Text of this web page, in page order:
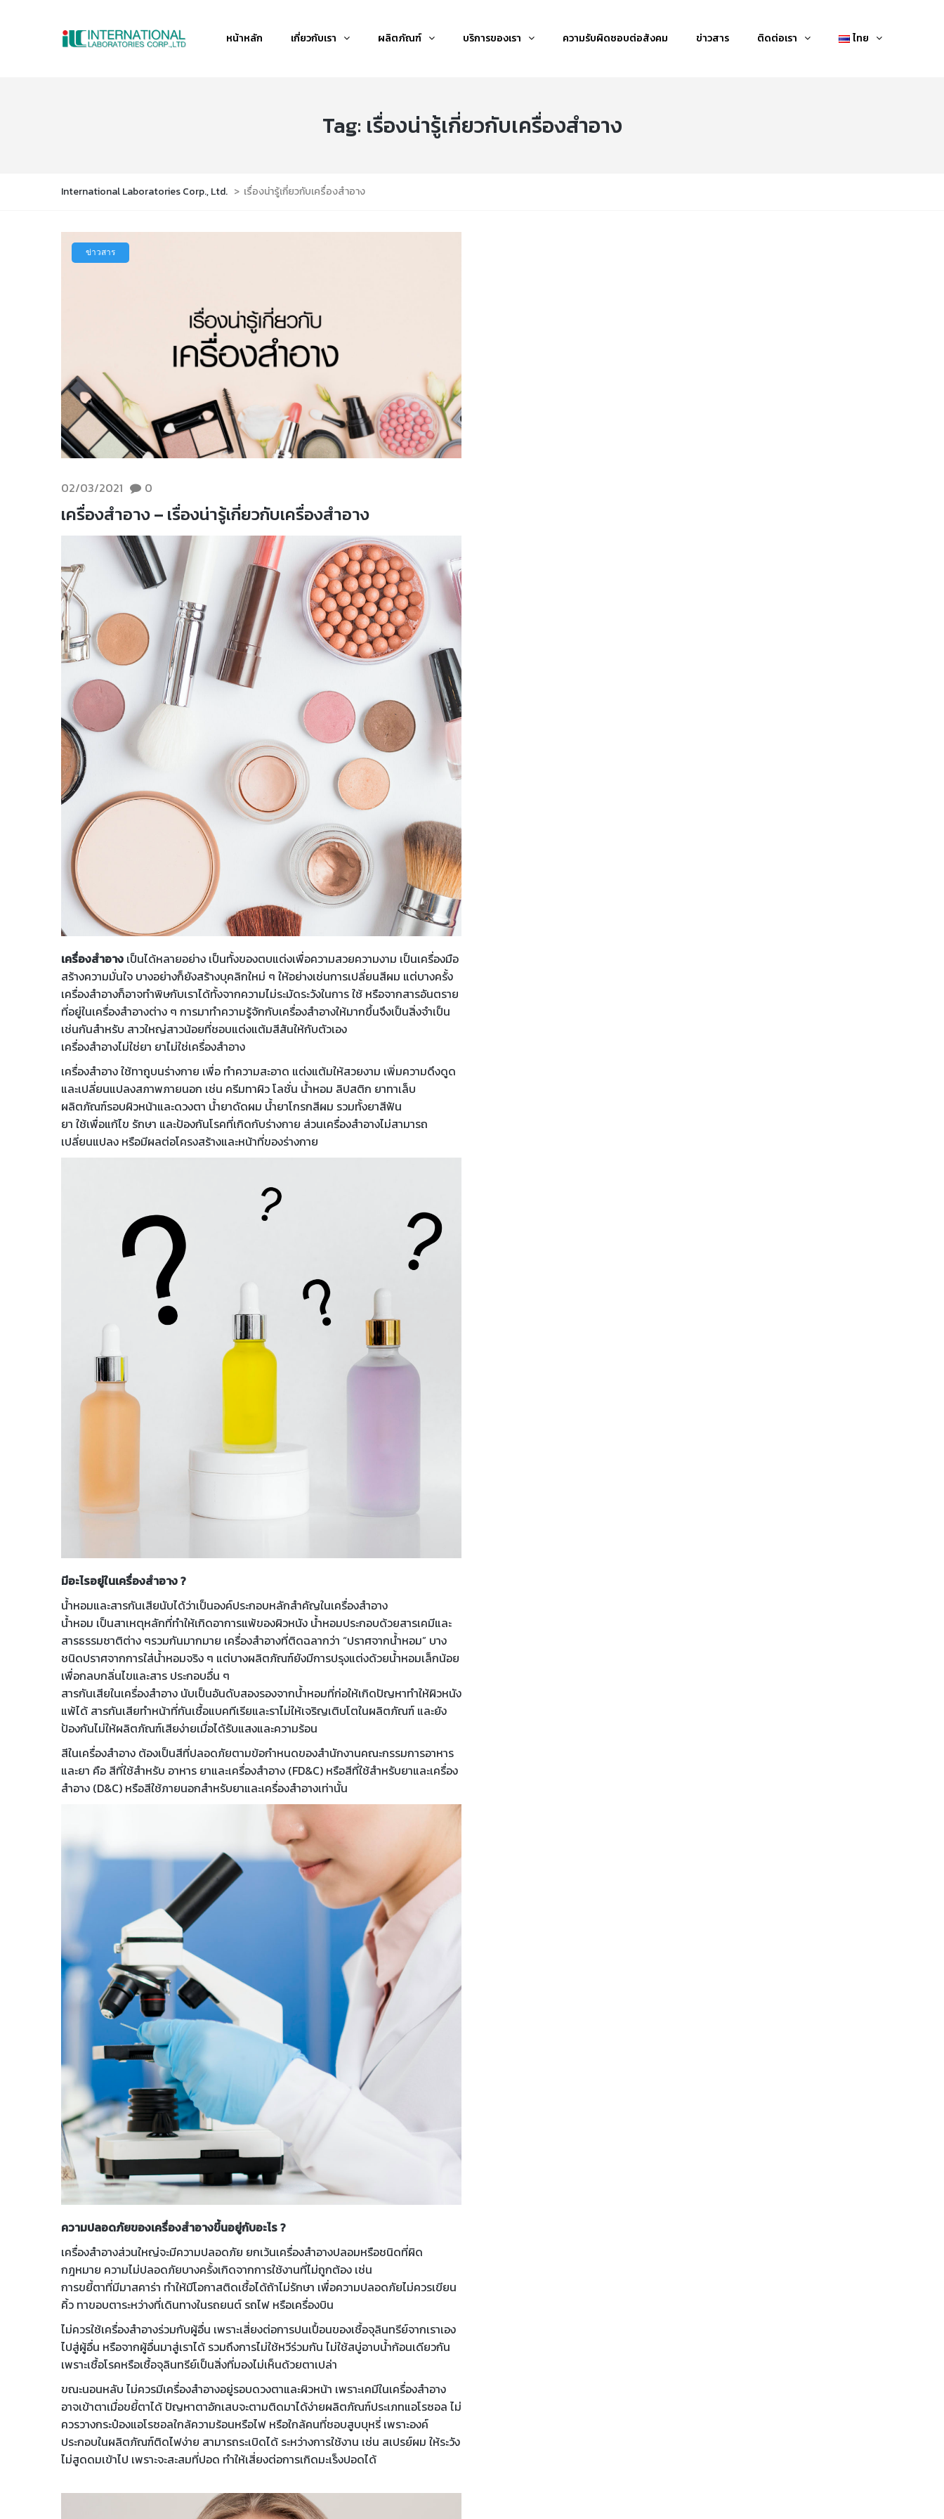
หน้าหลัก เกี่ยวกับเรา ผลิตภัณฑ์ บริการของเรา ความรับผิดชอบต่อสังคม ข่าวสาร ติดต่อเรา ไทย
Tag: เรื่องน่ารู้เกี่ยวกับเครื่องสำอาง
International Laboratories Corp., Ltd. > เรื่องน่ารู้เกี่ยวกับเครื่องสำอาง
ข่าวสาร
02/03/2021 0
เครื่องสำอาง – เรื่องน่ารู้เกี่ยวกับเครื่องสำอาง
เครื่องสำอาง เป็นได้หลายอย่าง เป็นทั้งของตบแต่งเพื่อความสวยความงาม เป็นเครื่องมือ
สร้างความมั่นใจ บางอย่างก็ยังสร้างบุคลิกใหม่ ๆ ให้อย่างเช่นการเปลี่ยนสีผม แต่บางครั้ง
เครื่องสำอางก็อาจทำพิษกับเราได้ทั้งจากความไม่ระมัดระวังในการ ใช้ หรือจากสารอันตราย
ที่อยู่ในเครื่องสำอางต่าง ๆ การมาทำความรู้จักกับเครื่องสำอางให้มากขึ้นจึงเป็นสิ่งจำเป็น
เช่นกันสำหรับ สาวใหญ่สาวน้อยที่ชอบแต่งแต้มสีสันให้กับตัวเอง
เครื่องสำอางไม่ใช่ยา ยาไม่ใช่เครื่องสำอาง
เครื่องสำอาง ใช้ทาถูบนร่างกาย เพื่อ ทำความสะอาด แต่งแต้มให้สวยงาม เพิ่มความดึงดูด
และเปลี่ยนแปลงสภาพภายนอก เช่น ครีมทาผิว โลชั่น น้ำหอม ลิปสติก ยาทาเล็บ
ผลิตภัณฑ์รอบผิวหน้าและดวงตา น้ำยาดัดผม น้ำยาโกรกสีผม รวมทั้งยาสีฟัน
ยา ใช้เพื่อแก้ไข รักษา และป้องกันโรคที่เกิดกับร่างกาย ส่วนเครื่องสำอางไม่สามารถ
เปลี่ยนแปลง หรือมีผลต่อโครงสร้างและหน้าที่ของร่างกาย
มีอะไรอยู่ในเครื่องสำอาง ?
น้ำหอมและสารกันเสียนับได้ว่าเป็นองค์ประกอบหลักสำคัญในเครื่องสำอาง
น้ำหอม เป็นสาเหตุหลักที่ทำให้เกิดอาการแพ้ของผิวหนัง น้ำหอมประกอบด้วยสารเคมีและ
สารธรรมชาติต่าง ๆรวมกันมากมาย เครื่องสำอางที่ติดฉลากว่า “ปราศจากน้ำหอม” บาง
ชนิดปราศจากการใส่น้ำหอมจริง ๆ แต่บางผลิตภัณฑ์ยังมีการปรุงแต่งด้วยน้ำหอมเล็กน้อย
เพื่อกลบกลิ่นไขและสาร ประกอบอื่น ๆ
สารกันเสียในเครื่องสำอาง นับเป็นอันดับสองรองจากน้ำหอมที่ก่อให้เกิดปัญหาทำให้ผิวหนัง
แพ้ได้ สารกันเสียทำหน้าที่กันเชื้อแบคทีเรียและราไม่ให้เจริญเติบโตในผลิตภัณฑ์ และยัง
ป้องกันไม่ให้ผลิตภัณฑ์เสียง่ายเมื่อได้รับแสงและความร้อน
สีในเครื่องสำอาง ต้องเป็นสีที่ปลอดภัยตามข้อกำหนดของสำนักงานคณะกรรมการอาหาร
และยา คือ สีที่ใช้สำหรับ อาหาร ยาและเครื่องสำอาง (FD&C) หรือสีที่ใช้สำหรับยาและเครื่อง
สำอาง (D&C) หรือสีใช้ภายนอกสำหรับยาและเครื่องสำอางเท่านั้น
ความปลอดภัยของเครื่องสำอางขึ้นอยู่กับอะไร ?
เครื่องสำอางส่วนใหญ่จะมีความปลอดภัย ยกเว้นเครื่องสำอางปลอมหรือชนิดที่ผิด
กฎหมาย ความไม่ปลอดภัยบางครั้งเกิดจากการใช้งานที่ไม่ถูกต้อง เช่น
การขยี้ตาที่มีมาสคาร่า ทำให้มีโอกาสติดเชื้อได้ถ้าไม่รักษา เพื่อความปลอดภัยไม่ควรเขียน
คิ้ว ทาขอบตาระหว่างที่เดินทางในรถยนต์ รถไฟ หรือเครื่องบิน
ไม่ควรใช้เครื่องสำอางร่วมกับผู้อื่น เพราะเสี่ยงต่อการปนเปื้อนของเชื้อจุลินทรีย์จากเราเอง
ไปสู่ผู้อื่น หรือจากผู้อื่นมาสู่เราได้ รวมถึงการไม่ใช้หวีร่วมกัน ไม่ใช้สบู่อาบน้ำก้อนเดียวกัน
เพราะเชื้อโรคหรือเชื้อจุลินทรีย์เป็นสิ่งที่มองไม่เห็นด้วยตาเปล่า
ขณะนอนหลับ ไม่ควรมีเครื่องสำอางอยู่รอบดวงตาและผิวหน้า เพราะเคมีในเครื่องสำอาง
อาจเข้าตาเมื่อขยี้ตาได้ ปัญหาตาอักเสบจะตามติดมาได้ง่ายผลิตภัณฑ์ประเภทแอโรซอล ไม่
ควรวางกระป๋องแอโรซอลใกล้ความร้อนหรือไฟ หรือใกล้คนที่ชอบสูบบุหรี่ เพราะองค์
ประกอบในผลิตภัณฑ์ติดไฟง่าย สามารถระเบิดได้ ระหว่างการใช้งาน เช่น สเปรย์ผม ให้ระวัง
ไม่สูดดมเข้าไป เพราะจะสะสมที่ปอด ทำให้เสี่ยงต่อการเกิดมะเร็งปอดได้